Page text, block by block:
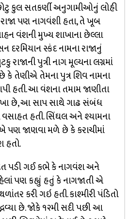
કુલ સતકર્ણી અનુગામીઓનું લોહી
પણ નાગવંશી હતા, તે ખૂબ
વંશની મુખ્ય શાખાના છેલ્લા
દરમિયાન સ્કંદ નામના રાજાનું
પુત્રી નાગ મૂલ્યના લગ્નમાં
તેણીએ તેમના પુત્ર શિવ નામના
હતી. આ વંશના તમામ જાણીતા
છે, આ સાપ સાથે ગાઢ સંબંધ
વસાહત હતી. સિંઘલ અને શ્યામના
પણ જાણવા મળે છે કે કરાચીમાં
હતો.
ગઈ કભે કે નાગવંશ અને
પણ કહ્યું હતું કે નાગજાતી એ
કરી ગઇ હતી. કાશ્મીરી પંડિતો
છે. જોકે ૧૨મી સદી પછી આ